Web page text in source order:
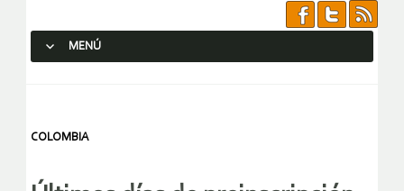
MENÚ
COLOMBIA